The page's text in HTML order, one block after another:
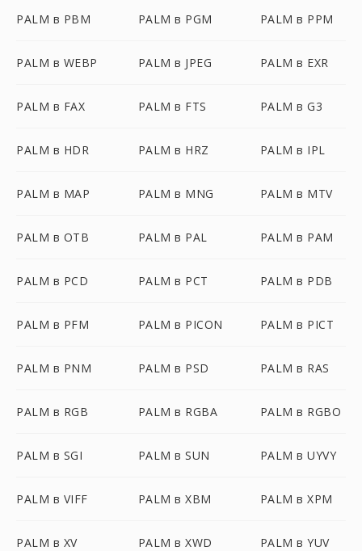
PALM в PBM PALM в PGM PALM в PPM
PALM в WEBP PALM в JPEG PALM в EXR
PALM в FAX PALM в FTS PALM в G3
PALM в HDR PALM в HRZ PALM в IPL
PALM в MAP PALM в MNG PALM в MTV
PALM в OTB PALM в PAL PALM в PAM
PALM в PCD PALM в PCT PALM в PDB
PALM в PFM PALM в PICON PALM в PICT
PALM в PNM PALM в PSD PALM в RAS
PALM в RGB PALM в RGBA PALM в RGBO
PALM в SGI PALM в SUN PALM в UYVY
PALM в VIFF PALM в XBM PALM в XPM
PALM в XV PALM в XWD PALM в YUV